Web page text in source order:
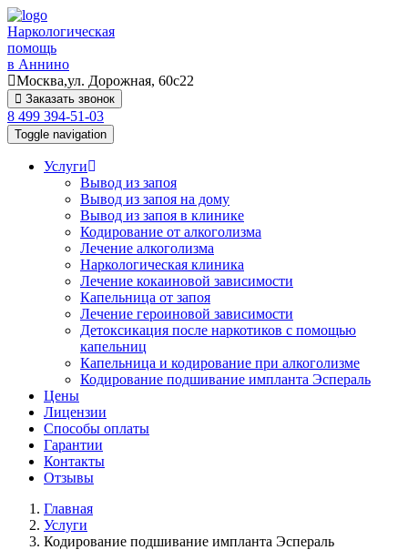
Наркологическая
помощь
в Аннино
Москва,ул. Дорожная, 60с22
Заказать звонок
8 499 394-51-03
Toggle navigation
Услуги
Вывод из запоя
Вывод из запоя на дому
Вывод из запоя в клинике
Кодирование от алкоголизма
Лечение алкоголизма
Наркологическая клиника
Лечение кокаиновой зависимости
Капельница от запоя
Лечение героиновой зависимости
Детоксикация после наркотиков с помощью
капельниц
Капельница и кодирование при алкоголизме
Кодирование подшивание импланта Эспераль
Цены
Лицензии
Способы оплаты
Гарантии
Контакты
Отзывы
Главная
Услуги
Кодирование подшивание импланта Эспераль